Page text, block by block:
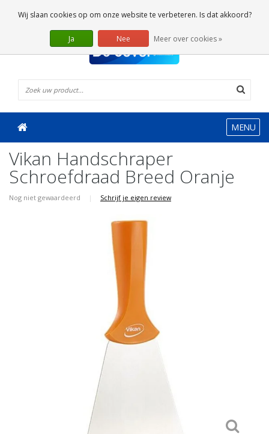
0 Artikelen
MENU
Vikan Handschraper
Schroefdraad Breed Oranje
Nog niet gewaardeerd | Schrijf je eigen review
Wij slaan cookies op om onze website te verbeteren. Is dat akkoord?
Ja Nee Meer over cookies »